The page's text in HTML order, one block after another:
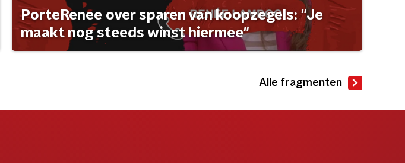
PorteRenee over sparen van koopzegels: "Je
maakt nog steeds winst hiermee"
Alle fragmenten